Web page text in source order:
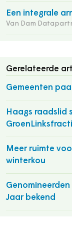
Een integrale
Van Dam
Gerelateerde
Gemeenten
Haags raadslid
Meer ruimte
winterkou
Jaar bekend